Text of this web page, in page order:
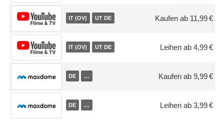
IT (OV) UT DE Kaufen ab 11,99 €
IT (OV) UT DE Leihen ab 4,99 €
DE … Kaufen ab 9,99 €
DE … Leihen ab 3,99 €